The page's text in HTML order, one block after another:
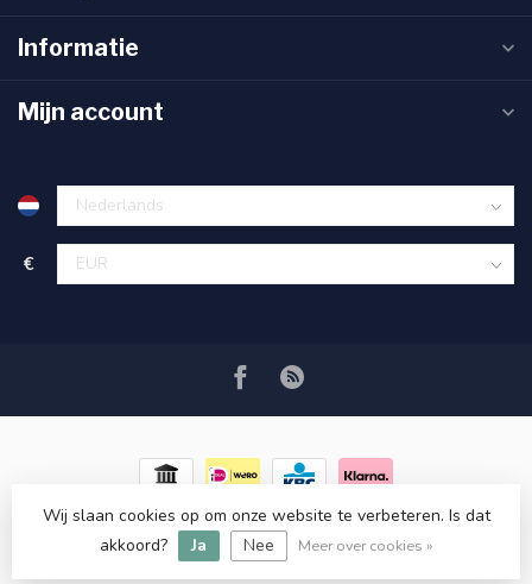
Informatie
Mijn account
€
© Copyright 2026 RC COSMETICS- Powered byLightspeed-
Lightspeed design
Dyvelopment
Wij slaan cookies op om onze website te verbeteren. Is dat
akkoord?
Ja Nee Meer over cookies »